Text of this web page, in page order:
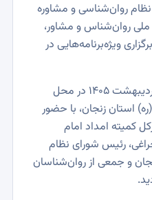
روان‌شناسی و مشاوره
ملی روان‌شناس و مشاور،
ویژه‌برنامه‌هایی در
این مراسم روز چهارشنبه نهم اردیبهشت ۱۴۰۵ در محل
استان زنجان، با حضور
کمیته امداد امام
رئیس شورای نظام
و جمعی از روان‌شناسان